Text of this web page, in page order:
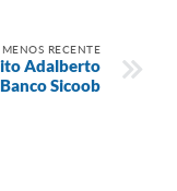
RECENTE
Adalberto
Sicoob